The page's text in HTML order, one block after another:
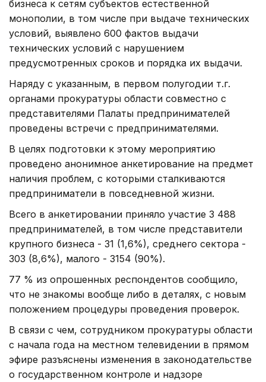
бизнеса к сетям субъектов естественной
монополии, в том числе при выдаче технических
условий, выявлено 600 фактов выдачи
технических условий с нарушением
предусмотренных сроков и порядка их выдачи.
Наряду с указанным, в первом полугодии т.г.
органами прокуратуры области совместно с
представителями Палаты предпринимателей
проведены встречи с предпринимателями.
В целях подготовки к этому мероприятию
проведено анонимное анкетирование на предмет
наличия проблем, с которыми сталкиваются
предприниматели в повседневной жизни.
Всего в анкетировании приняло участие 3 488
предпринимателей, в том числе представители
крупного бизнеса - 31 (1,6%), среднего сектора -
303 (8,6%), малого - 3154 (90%).
77 % из опрошенных респондентов сообщило,
что не знакомы вообще либо в деталях, с новым
положением процедуры проведения проверок.
В связи с чем, сотрудником прокуратуры области
с начала года на местном телевидении в прямом
эфире разъяснены изменения в законодательстве
о государственном контроле и надзоре